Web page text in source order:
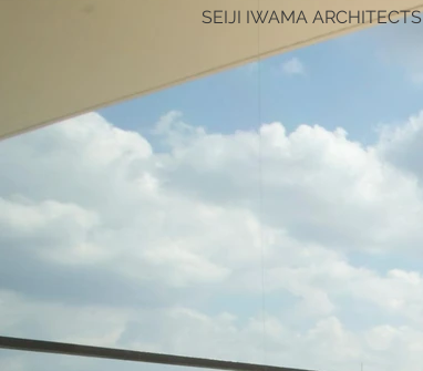
SEIJI IWAMA ARCHITECTS